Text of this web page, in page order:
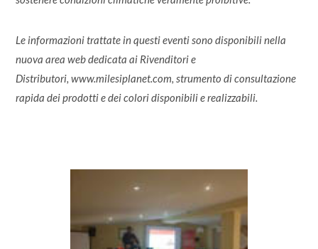
Le informazioni trattate in questi eventi sono disponibili nella
nuova area web dedicata ai Rivenditori e
Distributori,www.milesiplanet.com, strumento di consultazione
rapida dei prodotti e dei colori disponibili e realizzabili.